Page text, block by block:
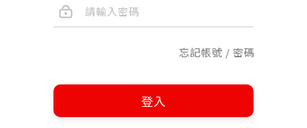
忘記帳號 / 密碼
登入